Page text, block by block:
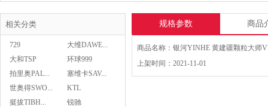
28.00
Butterfly蝴蝶乒...
相关分类
729
大维DAWE...
大和TSP
环球999
拍里奥PAL...
塞维卡SAV...
世奥得SWO...
KTL
挺拔TIBH...
锐驰
规格参数 商品
上架时间：2021-11-01